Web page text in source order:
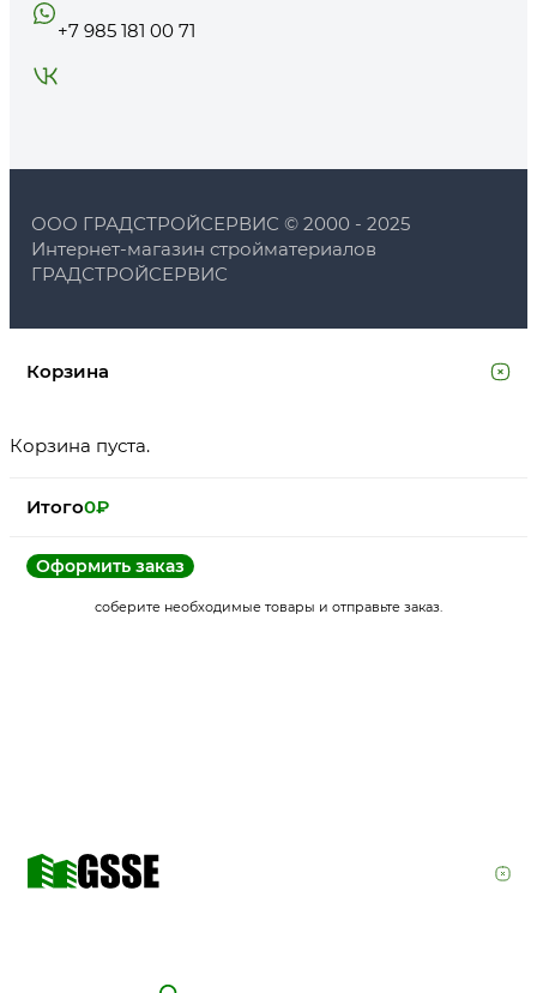
+7 985 181 00 71
ООО ГРАДСТРОЙСЕРВИС © 2000 - 2025
Интернет-магазин стройматериалов
ГРАДСТРОЙСЕРВИС
Корзина
Корзина пуста.
Итого0₽
Оформить заказ
соберите необходимые товары и отправьте заказ.